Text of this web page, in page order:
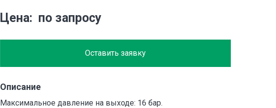
Цена по запросу
Оставить заявку
Описание
Максимальное давление на выходе: 16 бар.